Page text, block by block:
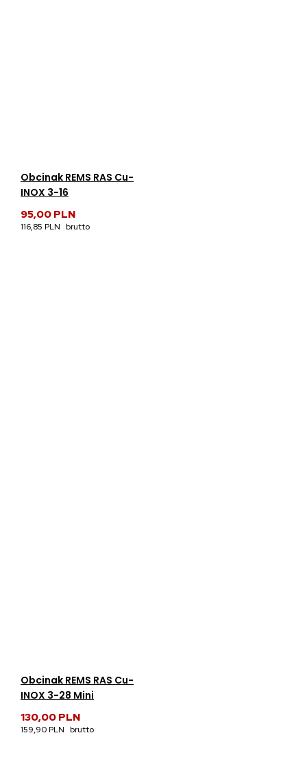
Obcinak REMS RAS Cu-
INOX 3-16
95,00 PLN
116,85 PLN
Obcinak REMS RAS Cu-
INOX 3-28 Mini
130,00 PLN
159,90 PLN